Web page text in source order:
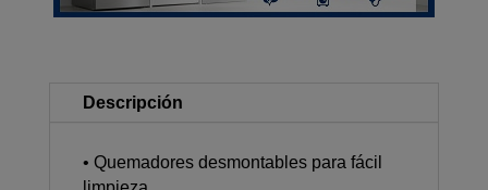
Descripción
• Quemadores desmontables para fácil